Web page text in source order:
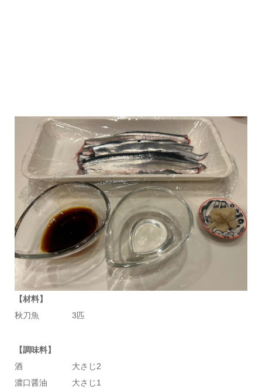
【材料】
秋刀魚 3匹
【調味料】
酒 大さじ2
濃口醤油 大さじ1